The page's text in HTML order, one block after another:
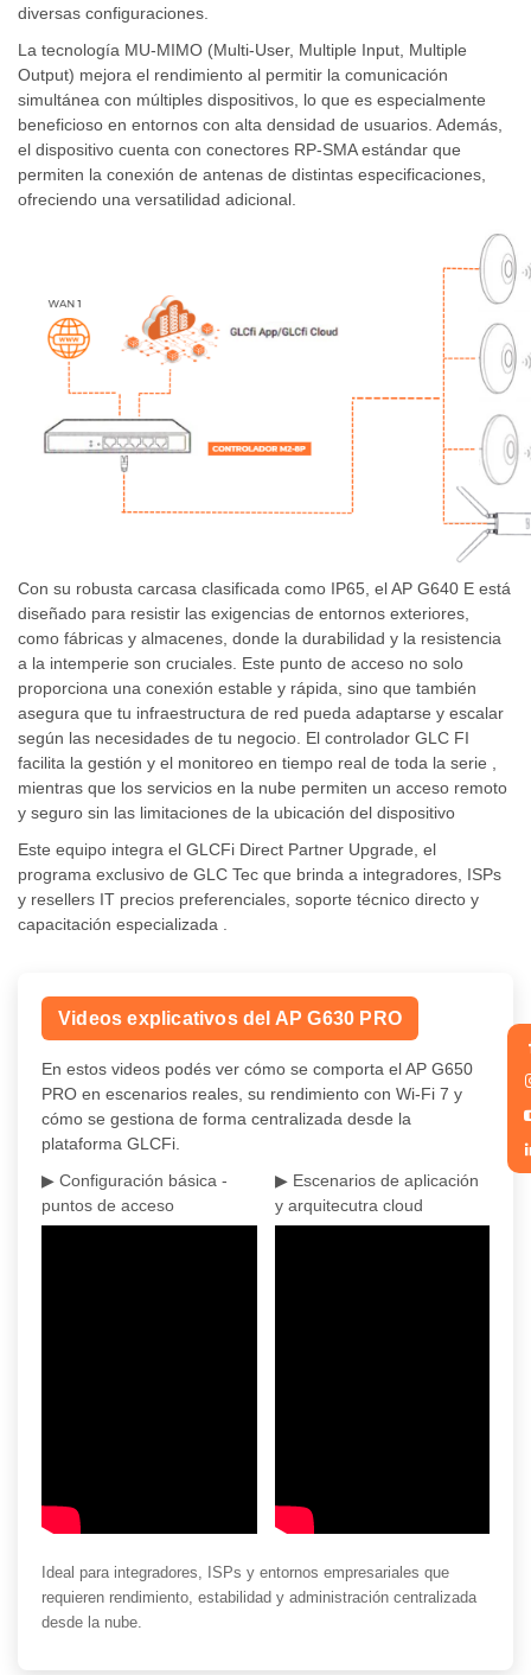
diversas configuraciones.
La tecnología MU-MIMO (Multi-User, Multiple Input, Multiple
Output) mejora el rendimiento al permitir la comunicación
simultánea con múltiples dispositivos, lo que es especialmente
beneficioso en entornos con alta densidad de usuarios. Además,
el dispositivo cuenta con conectores RP-SMA estándar que
permiten la conexión de antenas de distintas especificaciones,
ofreciendo una versatilidad adicional.
Con su robusta carcasa clasificada como IP65, el AP G640 E está
diseñado para resistir las exigencias de entornos exteriores,
como fábricas y almacenes, donde la durabilidad y la resistencia
a la intemperie son cruciales. Este punto de acceso no solo
proporciona una conexión estable y rápida, sino que también
asegura que tu infraestructura de red pueda adaptarse y escalar
según las necesidades de tu negocio. El controlador GLC FI
facilita la gestión y el monitoreo en tiempo real de toda la serie ,
mientras que los servicios en la nube permiten un acceso remoto
y seguro sin las limitaciones de la ubicación del dispositivo
Este equipo integra el GLCFi Direct Partner Upgrade, el
programa exclusivo de GLC Tec que brinda a integradores, ISPs
y resellers IT precios preferenciales, soporte técnico directo y
capacitación especializada .
Videos explicativos del AP G630 PRO
En estos videos podés ver cómo se comporta el AP G650
PRO en escenarios reales, su rendimiento con Wi-Fi 7 y
cómo se gestiona de forma centralizada desde la
plataforma GLCFi.
▶ Configuración básica -
puntos de acceso
▶ Escenarios de aplicación
y arquitecutra cloud
Ideal para integradores, ISPs y entornos empresariales que
requieren rendimiento, estabilidad y administración centralizada
desde la nube.